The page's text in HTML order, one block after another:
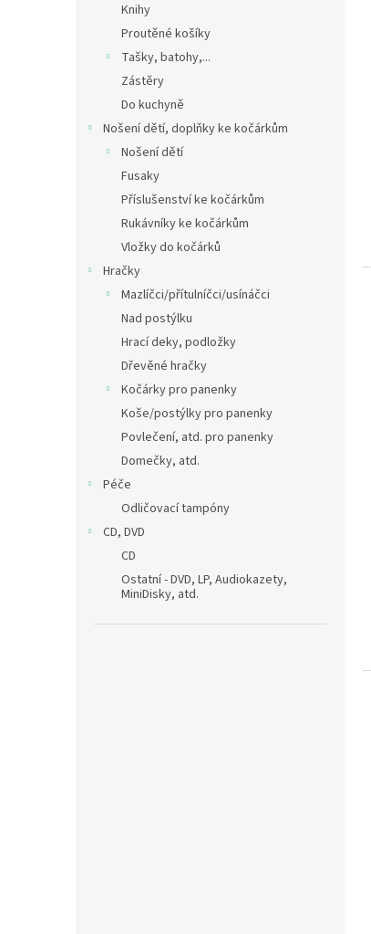
Knihy
Proutěné košíky
Tašky, batohy,...
Zástěry
Do kuchyně
Nošení dětí, doplňky ke kočárkům
Nošení dětí
Fusaky
Příslušenství ke kočárkům
Rukávníky ke kočárkům
Vložky do kočárků
Hračky
Mazlíčci/přítulníčci/usínáčci
Nad postýlku
Hrací deky, podložky
Dřevěné hračky
Kočárky pro panenky
Koše/postýlky pro panenky
Povlečení, atd. pro panenky
Domečky, atd.
Péče
Odličovací tampóny
CD, DVD
CD
Ostatní - DVD, LP, Audiokazety,
MiniDisky, atd.